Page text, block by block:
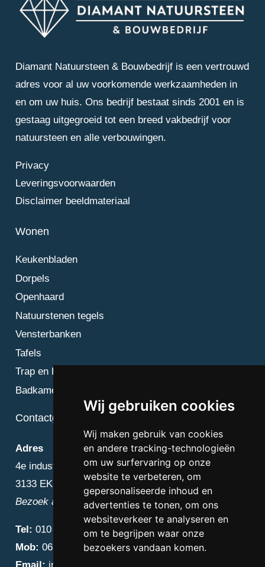
Wij gebruiken cookies
Wij maken gebruik van cookies
en andere tracking-technologieën
om uw surfervaring op onze
website te verbeteren, om
gepersonaliseerde inhoud en
advertenties te tonen, om ons
websiteverkeer te analyseren en
om te begrijpen waar onze
bezoekers vandaan komen.
Diamant Natuursteen & Bouwbedrijf is een vertrouwd
adres voor al uw voorkomende werkzaamheden in
en om uw huis. Ons bedrijf bestaat sinds 2001 en is
gestaag uitgegroeid tot een breed vakbedrijf voor
natuursteen en alle verbouwingen.
Privacy
Leveringsvoorwaarden
Disclaimer beeldmateriaal
Wonen
Keukenbladen
Dorpels
Openhaard
Natuurstenen tegels
Vensterbanken
Tafels
Trap en Bordes
Badkamer
Contactgegevens
Adres
4e industriestraat 25
3133 EK Vlaardingen
Bezoek alleen op afspraak
Tel: 010 – 223 3759
Mob: 06 – 4838 1000
Email: info@diamantnatuursteen.nl